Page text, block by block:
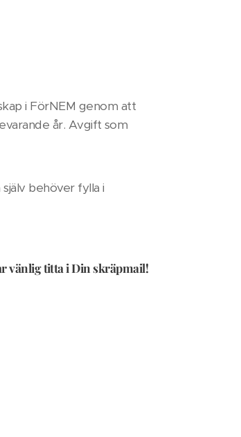
i FörNEM genom att
år. Avgift som
behöver fylla i
vänlig titta i Din skräpmail!